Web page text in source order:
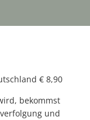
€ 8,90
bekommst
und